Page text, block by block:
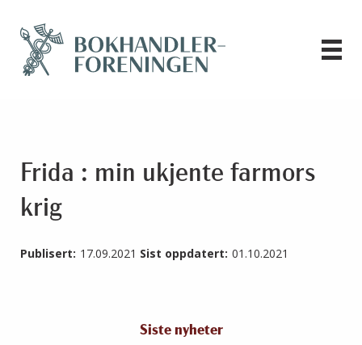
Frida : min ukjente farmors
krig
Publisert: 17.09.2021 Sist oppdatert: 01.10.2021
Siste nyheter